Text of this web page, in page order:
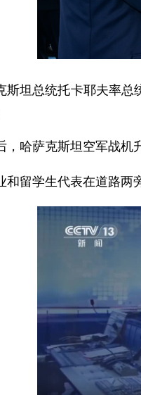
斯坦总统托卡耶夫率
，哈萨克斯坦空军战机
和留学生代表在道路